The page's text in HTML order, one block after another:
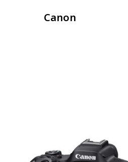
Canon